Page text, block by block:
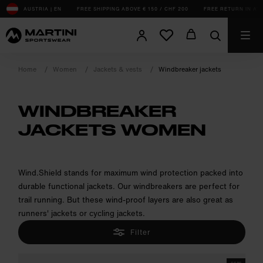
sr.Table Of Content
AUSTRIA | EN FREE SHIPPING ABOVE € 150 / CHF 200 FREE RETURN IN
Home Women Jackets & vests Windbreaker jackets
WINDBREAKER
JACKETS WOMEN
Wind.Shield stands for maximum wind protection packed into
durable functional jackets. Our windbreakers are perfect for
trail running. But these wind-proof layers are also great as
runners' jackets or cycling jackets.
Filter